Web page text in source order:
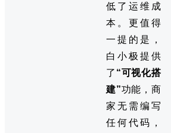
低了运维成
本。更值得
一提的是，
白小极提供
了 “可视化搭
建”功能，商
家无需编写
任何代码，